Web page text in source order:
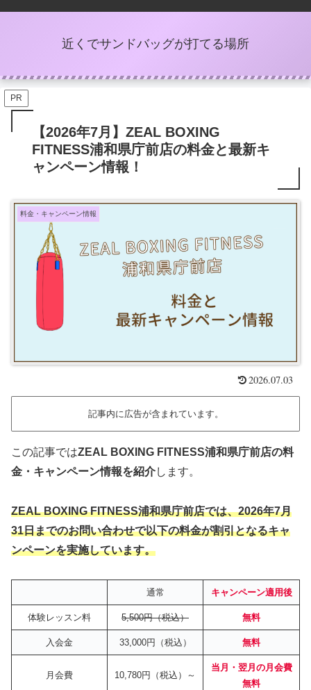
近くでサンドバッグが打てる場所
PR
【2026年7月】ZEAL BOXING
FITNESS浦和県庁前店の料金と最新キ
ャンペーン情報！
料金・キャンペーン情報
2026.07.03
記事内に広告が含まれています。
この記事ではZEAL BOXING FITNESS浦和県庁前店の料
金・キャンペーン情報を紹介します。
ZEAL BOXING FITNESS浦和県庁前店では、2026年7月
31日までのお問い合わせで以下の料金が割引となるキャ
ンペーンを実施しています。
通常 キャンペーン適用後
体験レッスン料 5,500円（税込） 無料
入会金 33,000円（税込） 無料
月会費 10,780円（税込）～
当月・翌月の月会費
無料